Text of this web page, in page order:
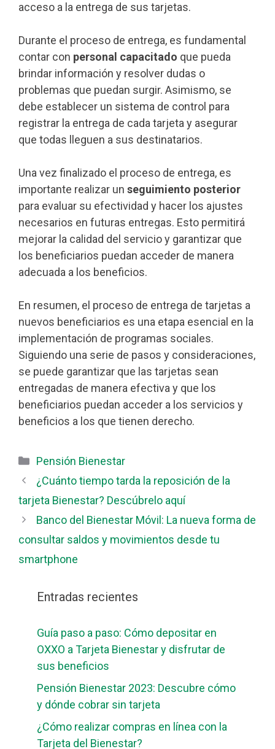
acceso a la entrega de sus tarjetas.
Durante el proceso de entrega, es fundamental
contar con personal capacitado que pueda
brindar información y resolver dudas o
problemas que puedan surgir. Asimismo, se
debe establecer un sistema de control para
registrar la entrega de cada tarjeta y asegurar
que todas lleguen a sus destinatarios.
Una vez finalizado el proceso de entrega, es
importante realizar un seguimiento posterior
para evaluar su efectividad y hacer los ajustes
necesarios en futuras entregas. Esto permitirá
mejorar la calidad del servicio y garantizar que
los beneficiarios puedan acceder de manera
adecuada a los beneficios.
En resumen, el proceso de entrega de tarjetas a
nuevos beneficiarios es una etapa esencial en la
implementación de programas sociales.
Siguiendo una serie de pasos y consideraciones,
se puede garantizar que las tarjetas sean
entregadas de manera efectiva y que los
beneficiarios puedan acceder a los servicios y
beneficios a los que tienen derecho.
Categorías
Pensión Bienestar
¿Cuánto tiempo tarda la reposición de la
tarjeta Bienestar? Descúbrelo aquí
Banco del Bienestar Móvil: La nueva forma de
consultar saldos y movimientos desde tu
smartphone
Entradas recientes
Guía paso a paso: Cómo depositar en
OXXO a Tarjeta Bienestar y disfrutar de
sus beneficios
Pensión Bienestar 2023: Descubre cómo
y dónde cobrar sin tarjeta
¿Cómo realizar compras en línea con la
Tarjeta del Bienestar?